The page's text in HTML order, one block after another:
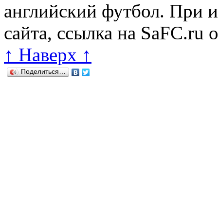
английский футбол. При
сайта, ссылка на SaFC.ru
↑ Наверх ↑
Поделиться…